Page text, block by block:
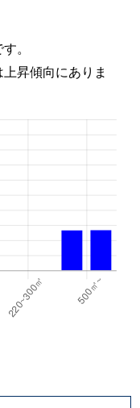
。
昇傾向にありま